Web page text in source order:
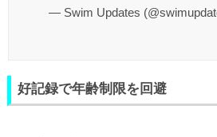
— Swim Updates
好記録で年齢制限を回避